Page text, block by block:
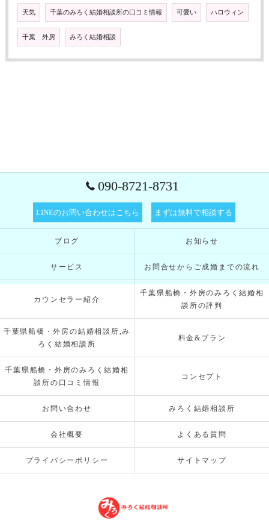
天気 千葉のみろく結婚相談所の口コミ情報 可愛い ハロウィン
千葉 外房 みろく結婚相談
090-8721-8731
LINEのお問い合わせはこちら まずは無料で相談する
ブログ お知らせ
サービス お問合せからご成婚までの流れ
カウンセラー紹介
千葉県船橋・外房のみろく結婚相
談所の評判
千葉県船橋・外房の結婚相談所,み
ろく結婚相談所
料金&プラン
千葉県船橋・外房のみろく結婚相
談所の口コミ情報
コンセプト
お問い合わせ みろく結婚相談所
会社概要 よくある質問
プライバシーポリシー サイトマップ